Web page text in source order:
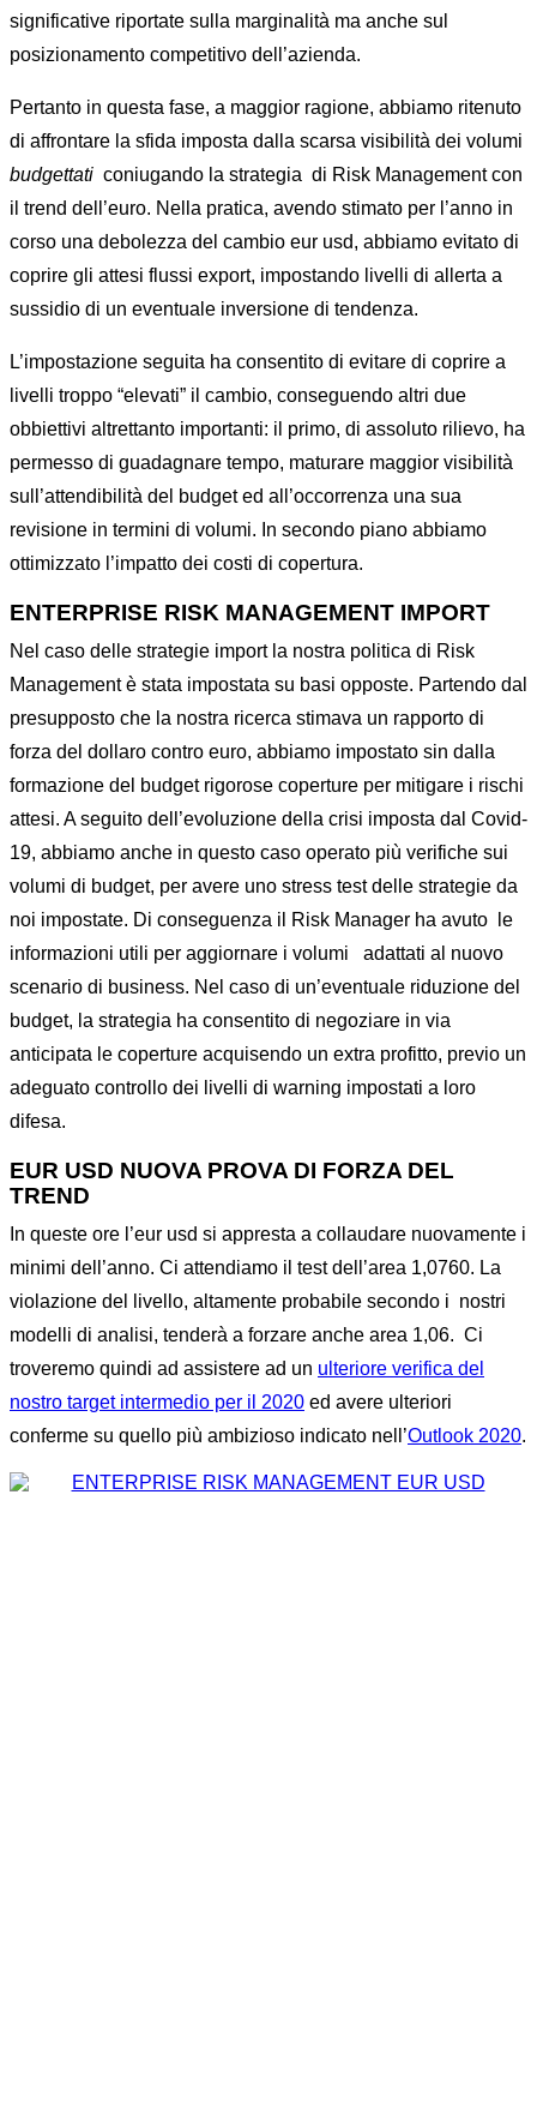
significative riportate sulla marginalità ma anche sul
posizionamento competitivo dell’azienda.
Pertanto in questa fase, a maggior ragione, abbiamo ritenuto
di affrontare la sfida imposta dalla scarsa visibilità dei volumi
budgettati coniugando la strategia di Risk Management con
il trend dell’euro. Nella pratica, avendo stimato per l’anno in
corso una debolezza del cambio eur usd, abbiamo evitato di
coprire gli attesi flussi export, impostando livelli di allerta a
sussidio di un eventuale inversione di tendenza.
L’impostazione seguita ha consentito di evitare di coprire a
livelli troppo “elevati” il cambio, conseguendo altri due
obbiettivi altrettanto importanti: il primo, di assoluto rilievo, ha
permesso di guadagnare tempo, maturare maggior visibilità
sull’attendibilità del budget ed all’occorrenza una sua
revisione in termini di volumi. In secondo piano abbiamo
ottimizzato l’impatto dei costi di copertura.
ENTERPRISE RISK MANAGEMENT IMPORT
Nel caso delle strategie import la nostra politica di Risk
Management è stata impostata su basi opposte. Partendo dal
presupposto che la nostra ricerca stimava un rapporto di
forza del dollaro contro euro, abbiamo impostato sin dalla
formazione del budget rigorose coperture per mitigare i rischi
attesi. A seguito dell’evoluzione della crisi imposta dal Covid-
19, abbiamo anche in questo caso operato più verifiche sui
volumi di budget, per avere uno stress test delle strategie da
noi impostate. Di conseguenza il Risk Manager ha avuto le
informazioni utili per aggiornare i volumi adattati al nuovo
scenario di business. Nel caso di un’eventuale riduzione del
budget, la strategia ha consentito di negoziare in via
anticipata le coperture acquisendo un extra profitto, previo un
adeguato controllo dei livelli di warning impostati a loro
difesa.
EUR USD NUOVA PROVA DI FORZA DEL
TREND
In queste ore l’eur usd si appresta a collaudare nuovamente i
minimi dell’anno. Ci attendiamo il test dell’area 1,0760. La
violazione del livello, altamente probabile secondo i nostri
modelli di analisi, tenderà a forzare anche area 1,06. Ci
troveremo quindi ad assistere ad un ulteriore verifica del
nostro target intermedio per il 2020 ed avere ulteriori
conferme su quello più ambizioso indicato nell’Outlook 2020.